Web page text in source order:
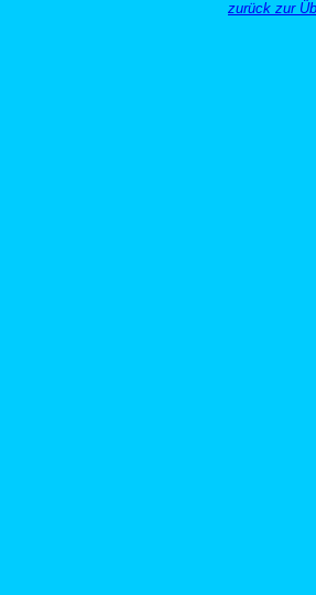
zurück zur